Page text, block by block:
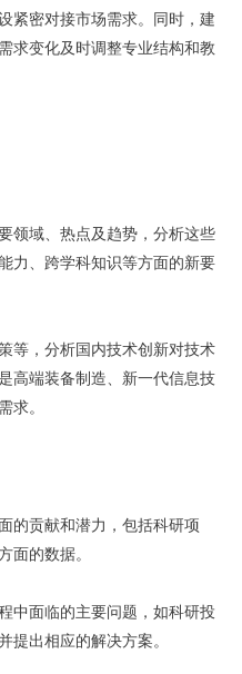
紧密对接市场需求。同时，建
求变化及时调整专业结构和教
领域、热点及趋势，分析这些
力、跨学科知识等方面的新要
等，分析国内技术创新对技术
高端装备制造、新一代信息技
求。
的贡献和潜力，包括科研项
面的数据。
中面临的主要问题，如科研投
提出相应的解决方案。